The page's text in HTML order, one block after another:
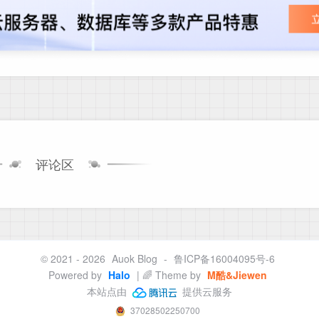
评论区
© 2021 - 2026 Auok Blog - 鲁ICP备16004095号-6
Powered by Halo | 🌈 Theme by M酷&Jiewen
本站点由
提供云服务
37028502250700